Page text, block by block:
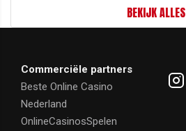
BEKIJK ALLES
Commerciële partners
Beste Online Casino
Nederland
OnlineCasinosSpelen